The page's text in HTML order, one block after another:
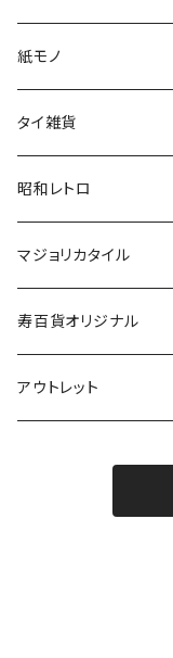
紙モノ
タイ雑貨
昭和レトロ
マジョリカタイル
寿百貨オリジナル
アウトレット